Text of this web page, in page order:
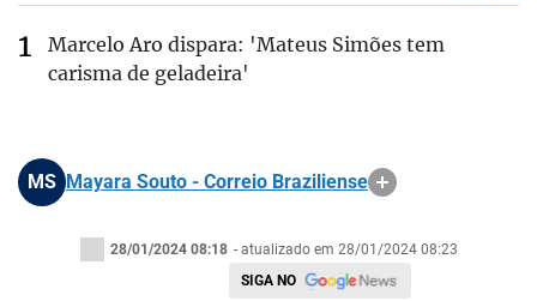
Marcelo Aro dispara: 'Mateus Simões tem
carisma de geladeira'
MS Mayara Souto - Correio Braziliense
28/01/2024 08:18 - atualizado em 28/01/2024 08:23
SIGA NO